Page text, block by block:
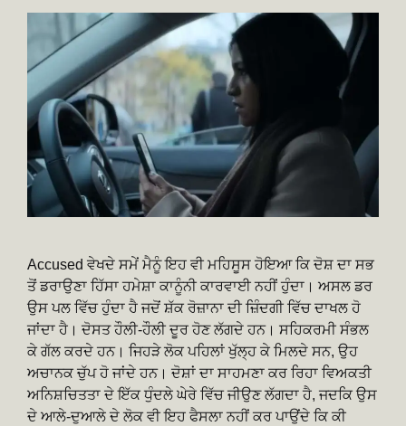
Accused ਵੇਖਦੇ ਸਮੇਂ ਮੈਨੂੰ ਇਹ ਵੀ ਮਹਿਸੂਸ ਹੋਇਆ ਕਿ ਦੋਸ਼ ਦਾ ਸਭ
ਤੋਂ ਡਰਾਉਣਾ ਹਿੱਸਾ ਹਮੇਸ਼ਾ ਕਾਨੂੰਨੀ ਕਾਰਵਾਈ ਨਹੀਂ ਹੁੰਦਾ। ਅਸਲ ਡਰ
ਉਸ ਪਲ ਵਿੱਚ ਹੁੰਦਾ ਹੈ ਜਦੋਂ ਸ਼ੱਕ ਰੋਜ਼ਾਨਾ ਦੀ ਜ਼ਿੰਦਗੀ ਵਿੱਚ ਦਾਖਲ ਹੋ
ਜਾਂਦਾ ਹੈ। ਦੋਸਤ ਹੌਲੀ-ਹੌਲੀ ਦੂਰ ਹੋਣ ਲੱਗਦੇ ਹਨ। ਸਹਿਕਰਮੀ ਸੰਭਲ
ਕੇ ਗੱਲ ਕਰਦੇ ਹਨ। ਜਿਹੜੇ ਲੋਕ ਪਹਿਲਾਂ ਖੁੱਲ੍ਹ ਕੇ ਮਿਲਦੇ ਸਨ, ਉਹ
ਅਚਾਨਕ ਚੁੱਪ ਹੋ ਜਾਂਦੇ ਹਨ। ਦੋਸ਼ਾਂ ਦਾ ਸਾਹਮਣਾ ਕਰ ਰਿਹਾ ਵਿਅਕਤੀ
ਅਨਿਸ਼ਚਿਤਤਾ ਦੇ ਇੱਕ ਧੁੰਦਲੇ ਘੇਰੇ ਵਿੱਚ ਜੀਉਣ ਲੱਗਦਾ ਹੈ, ਜਦਕਿ ਉਸ
ਦੇ ਆਲੇ-ਦੁਆਲੇ ਦੇ ਲੋਕ ਵੀ ਇਹ ਫੈਸਲਾ ਨਹੀਂ ਕਰ ਪਾਉਂਦੇ ਕਿ ਕੀ